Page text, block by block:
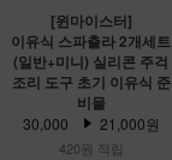
[윈마이스터]
이유식 스파츌라 2개세트
(일반+미니) 실리콘 주걱
조리 도구 초기 이유식 준
비물
30,000 21,000원
420원 적립